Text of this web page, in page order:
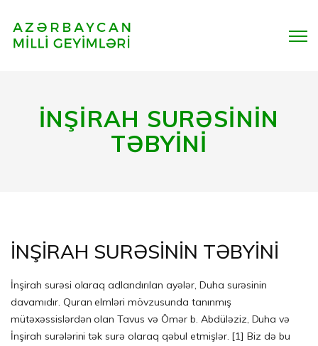
İNŞİRAH SURƏSİNİN
TƏBYİNİ
İNŞİRAH SURƏSİNİN TƏBYİNİ
İnşirah surəsi olaraq adlandırılan ayələr, Duha surəsinin
davamıdır. Quran elmləri mövzusunda tanınmış
mütəxəssislərdən olan Tavus və Ömər b. Abdüləziz, Duha və
İnşirah surələrini tək surə olaraq qəbul etmişlər. [1] Biz də bu